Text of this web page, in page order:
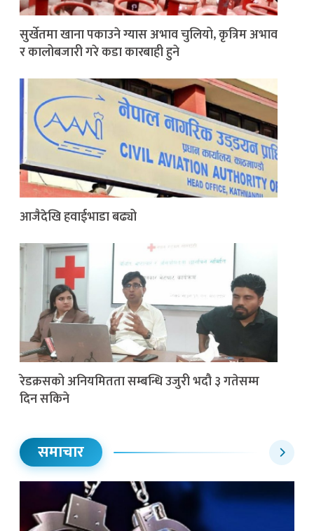
सुर्खेतमा खाना पकाउने ग्यास अभाव चुलियो, कृत्रिम अभाव
र कालोबजारी गरे कडा कारबाही हुने
आजैदेखि हवाईभाडा बढ्यो
रेडक्रसको अनियमितता सम्बन्धि उजुरी भदौ ३ गतेसम्म
दिन सकिने
समाचार